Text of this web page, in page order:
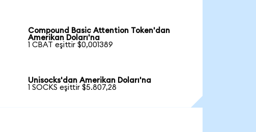
Compound Basic Attention Token'dan
Amerikan Doları'na
1 CBAT eşittir $0,001389
Unisocks'dan Amerikan Doları'na
1 SOCKS eşittir $5.807,28